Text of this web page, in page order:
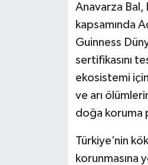
Anavarza Bal,
kapsamında
Guinness
sertifikasını
ekosistemi
ve arı
doğa koruma
Türkiye’nin